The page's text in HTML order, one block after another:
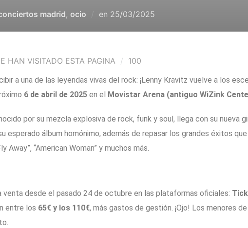
madrid, ocio en 25/03/2025
HAN VISITADO ESTA PAGINA 100
a una de las leyendas vivas del rock: ¡Lenny Kravitz vuelve a los
6 de abril de 2025 en el Movistar Arena (antiguo WiZink
por su mezcla explosiva de rock, funk y soul, llega con su nueva
esperado álbum homónimo, además de repasar los grandes éxitos que
Away”, “American Woman” y muchos más.
venta desde el pasado 24 de octubre en las plataformas oficiales:
entre los 65€ y los 110€, más gastos de gestión. ¡Ojo! Los menores